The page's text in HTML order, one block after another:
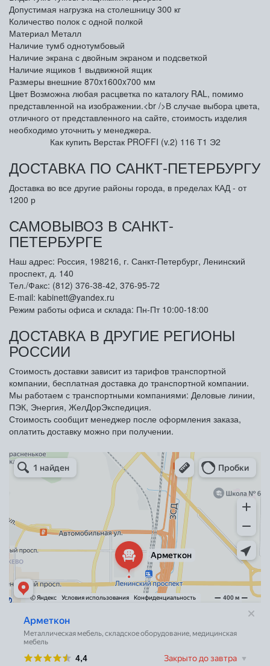
Допустимая нагрузка на столешницу 300 кг
Количество полок с одной полкой
Материал Металл
Наличие тумб однотумбовый
Наличие экрана с двойным экраном и подсветкой
Наличие ящиков 1 выдвижной ящик
Размеры внешние 870x1600x700 мм
Цвет Возможна любая расцветка по каталогу RAL, помимо
представленной на изображении.<br />В случае выбора цвета,
отличного от представленного на сайте, стоимость изделия
необходимо уточнить у менеджера.
Как купить Верстак PROFFI (v.2) 116 Т1 Э2
ДОСТАВКА ПО САНКТ-ПЕТЕРБУРГУ
Доставка во все другие районы города, в пределах КАД - от
1200 р
САМОВЫВОЗ В САНКТ-
ПЕТЕРБУРГЕ
Наш адрес: Россия, 198216, г. Санкт-Петербург, Ленинский
проспект, д. 140
Тел./Факс: (812) 376-38-42, 376-95-72
E-mail: kabinett@yandex.ru
Режим работы офиса и склада: Пн-Пт 10:00-18:00
ДОСТАВКА В ДРУГИЕ РЕГИОНЫ
РОССИИ
Стоимость доставки зависит из тарифов транспортной
компании, бесплатная доставка до транспортной компании.
Мы работаем с транспортными компаниями: Деловые линии,
ПЭК, Энергия, ЖелДорЭкспедиция.
Стоимость сообщит менеджер после оформления заказа,
оплатить доставку можно при получении.
Арметкон
Металлическая мебель в Санкт‑Петербурге
Торговое оборудование в Санкт‑Петербурге